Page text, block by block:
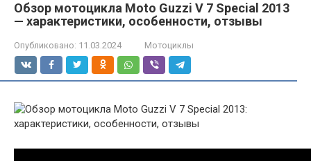
Обзор мотоцикла Moto Guzzi V 7 Special 2013
— характеристики, особенности, отзывы
Опубликовано: 11.03.2024 Мотоциклы